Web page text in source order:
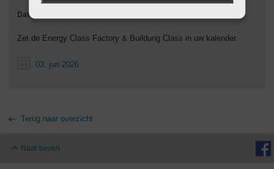
Datums bewaren
Zet de Energy Class Factory & Buildung Class in uw kalender.
03. jun 2026
Terug naar overzicht
Naar boven